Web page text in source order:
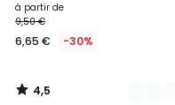
à partir de
9,50 €
6,65 € -30%
4,5
/